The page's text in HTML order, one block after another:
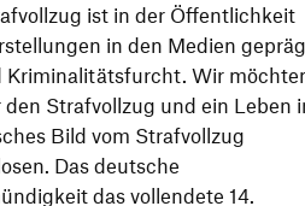
ist in der Öffentlichkeit
in den Medien
Kriminalitätsfurcht. Wir
Strafvollzug und ein Leben
Bild vom Strafvollzug
Das deutsche
das vollendete 14.